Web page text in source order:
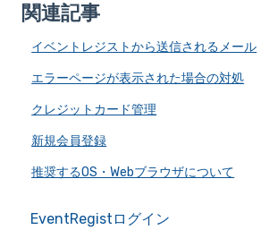
関連記事
イベントレジストから送信されるメール
エラーページが表示された場合の対処
クレジットカード管理
新規会員登録
推奨するOS・Webブラウザについて
EventRegistログイン